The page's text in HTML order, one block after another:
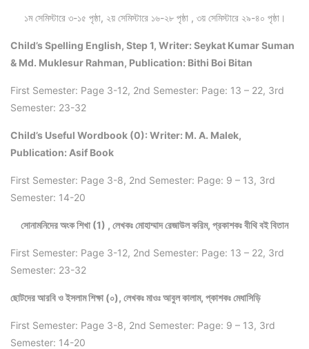
১ম সেমিস্টারে ৩-১৫ পৃষ্ঠা, ২য় সেমিস্টারে ১৬-২৮ পৃষ্ঠা , ৩য় সেমিস্টারে ২৯-৪০ পৃষ্ঠা।
Child’s Spelling English, Step 1, Writer: Seykat Kumar Suman
& Md. Muklesur Rahman, Publication: Bithi Boi Bitan
First Semester: Page 3-12, 2nd Semester: Page: 13 – 22, 3rd
Semester: 23-32
Child’s Useful Wordbook (0): Writer: M. A. Malek,
Publication: Asif Book
First Semester: Page 3-8, 2nd Semester: Page: 9 – 13, 3rd
Semester: 14-20
সোনামনিদের অংক শিখা (1) , লেখকঃ মোহাম্মাদ রেজাউল করিম, প্রকাশকঃ বীথি বই বিতান
First Semester: Page 3-12, 2nd Semester: Page: 13 – 22, 3rd
Semester: 23-32
ছোটদের আরবি ও ইসলাম শিক্ষা (০), লেখকঃ মাওঃ আবুল কালাম, প্কাশকঃ মেধাসিড়ি
First Semester: Page 3-8, 2nd Semester: Page: 9 – 13, 3rd
Semester: 14-20